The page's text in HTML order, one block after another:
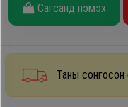
Tablet
Сагсанд нэмэх
Таны сонгосон